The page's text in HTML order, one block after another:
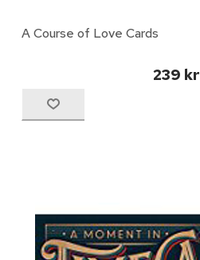
A Course of Love Cards
239 kr